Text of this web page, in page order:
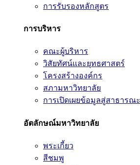
การรับรองหลักสูตร
การบริหาร
คณะผู้บริหาร
วิสัยทัศน์และยุทธศาสตร์
โครงสร้างองค์กร
สภามหาวิทยาลัย
การเปิดเผยข้อมูลสู่สาธารณะ
อัตลักษณ์มหาวิทยาลัย
พระเกี้ยว
สีชมพู